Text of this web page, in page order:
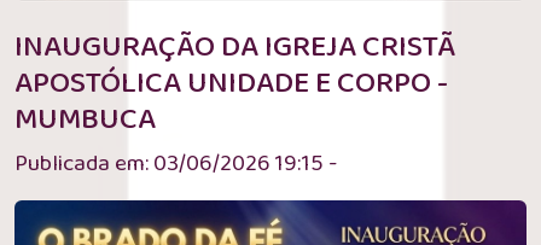
INAUGURAÇÃO DA IGREJA CRISTÃ
APOSTÓLICA UNIDADE E CORPO -
MUMBUCA
Publicada em: 03/06/2026 19:15 -